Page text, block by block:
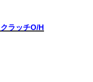
ラッチO/H